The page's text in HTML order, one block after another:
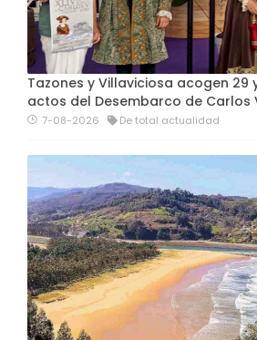
Tazones y Villaviciosa acogen 29
actos del Desembarco de Carlos
7-08-2026 De total actualidad